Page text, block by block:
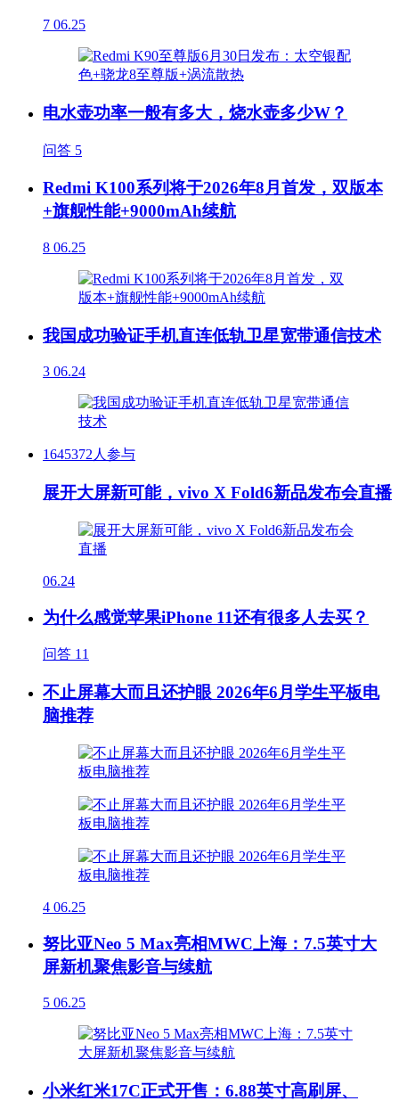
7 06.25
电水壶功率一般有多大，烧水壶多少W？
问答 5
Redmi K100系列将于2026年8月首发，双版本
+旗舰性能+9000mAh续航
8 06.25
我国成功验证手机直连低轨卫星宽带通信技术
3 06.24
1645372人参与
展开大屏新可能，vivo X Fold6新品发布会直播
06.24
为什么感觉苹果iPhone 11还有很多人去买？
问答 11
不止屏幕大而且还护眼 2026年6月学生平板电
脑推荐
4 06.25
努比亚Neo 5 Max亮相MWC上海：7.5英寸大
屏新机聚焦影音与续航
5 06.25
小米红米17C正式开售：6.88英寸高刷屏、